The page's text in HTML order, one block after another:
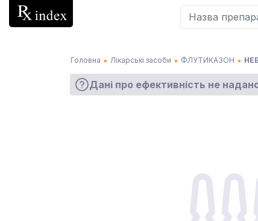
Головна Лікарські засоби ФЛУТИКАЗОН
Дані про ефективність не